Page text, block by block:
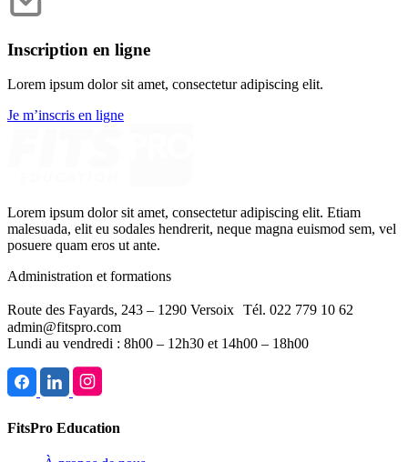
Inscription en ligne
Lorem ipsum dolor sit amet, consectetur adipiscing elit.
Je m’inscris en ligne
Lorem ipsum dolor sit amet, consectetur adipiscing elit. Etiam
malesuada, elit eu sodales hendrerit, neque magna euismod sem, vel
posuere quam eros ut ante.
Administration et formations
Route des Fayards, 243 – 1290 Versoix Tél. 022 779 10 62
admin@fitspro.com
Lundi au vendredi : 8h00 – 12h30 et 14h00 – 18h00
FitsPro Education